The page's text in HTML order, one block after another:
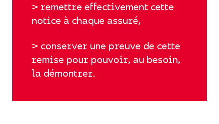
> remettre effectivement cette
notice à chaque assuré,
> conserver une preuve de cette
remise pour pouvoir, au besoin,
la démontrer.